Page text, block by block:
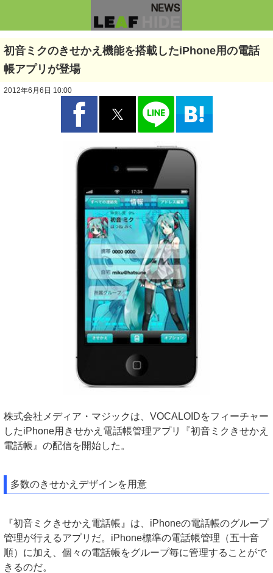
初音ミクのきせかえ機能を搭載したiPhone用の電話
帳アプリが登場
2012年6月6日 10:00
株式会社メディア・マジックは、VOCALOIDをフィーチャー
したiPhone用きせかえ電話帳管理アプリ『初音ミクきせかえ
電話帳』の配信を開始した。
多数のきせかえデザインを用意
『初音ミクきせかえ電話帳』は、iPhoneの電話帳のグループ
管理が行えるアプリだ。iPhone標準の電話帳管理（五十音
順）に加え、個々の電話帳をグループ毎に管理することがで
きるのだ。